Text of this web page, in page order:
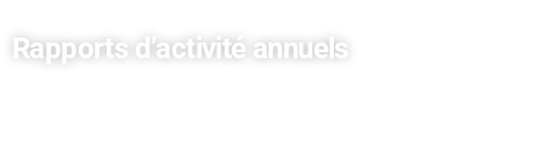
Rapports d’activité annuels